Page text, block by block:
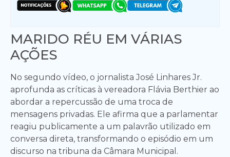
MARIDO RÉU EM VÁRIAS
AÇÕES
No segundo vídeo, o jornalista José Linhares Jr.
aprofunda as críticas à vereadora Flávia Berthier ao
abordar a repercussão de uma troca de
mensagens privadas. Ele afirma que a parlamentar
reagiu publicamente a um palavrão utilizado em
conversa direta, transformando o episódio em um
discurso na tribuna da Câmara Municipal.